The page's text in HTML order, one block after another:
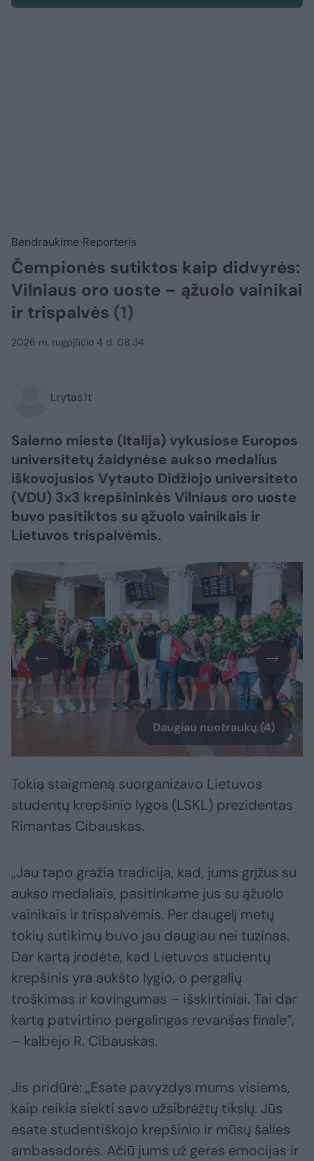
Bendraukime Reporteris
Čempionės sutiktos kaip didvyrės:
Vilniaus oro uoste – ąžuolo vainikai
ir trispalvės (1)
2026 m. rugpjūčio 4 d. 08:34
Lrytas.lt
Salerno mieste (Italija) vykusiose Europos
universitetų žaidynėse aukso medalius
iškovojusios Vytauto Didžiojo universiteto
(VDU) 3x3 krepšininkės Vilniaus oro uoste
buvo pasitiktos su ąžuolo vainikais ir
Lietuvos trispalvėmis.
Daugiau nuotraukų (4)
Tokią staigmeną suorganizavo Lietuvos
studentų krepšinio lygos (LSKL) prezidentas
Rimantas Cibauskas.
„Jau tapo gražia tradicija, kad, jums grįžus su
aukso medaliais, pasitinkame jus su ąžuolo
vainikais ir trispalvėmis. Per daugelį metų
tokių sutikimų buvo jau daugiau nei tuzinas.
Dar kartą įrodėte, kad Lietuvos studentų
krepšinis yra aukšto lygio, o pergalių
troškimas ir kovingumas – išskirtiniai. Tai dar
kartą patvirtino pergalingas revanšas finale“,
– kalbėjo R. Cibauskas.
Jis pridūrė: „Esate pavyzdys mums visiems,
kaip reikia siekti savo užsibrėžtų tikslų. Jūs
esate studentiškojo krepšinio ir mūsų šalies
ambasadorės. Ačiū jums už geras emocijas ir